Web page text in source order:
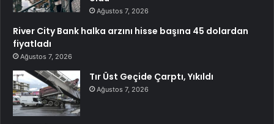
Ağustos 7, 2026
River City Bank halka arzını hisse başına 45 dolardan
fiyatladı
Ağustos 7, 2026
Tır Üst Geçide Çarptı, Yıkıldı
Ağustos 7, 2026